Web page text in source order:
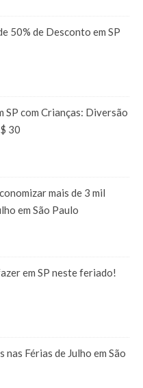
50% de Desconto em SP
SP com Crianças: Diversão
30
mais de 3 mil
em São Paulo
em SP neste feriado!
nas Férias de Julho em São